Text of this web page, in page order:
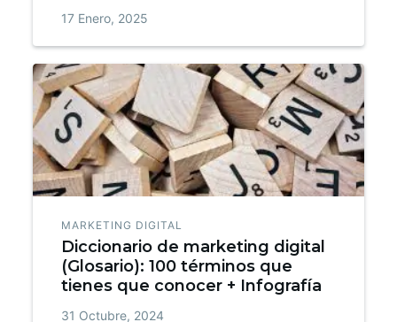
17 Enero, 2025
MARKETING DIGITAL
Diccionario de marketing digital
(Glosario): 100 términos que
tienes que conocer + Infografía
31 Octubre, 2024